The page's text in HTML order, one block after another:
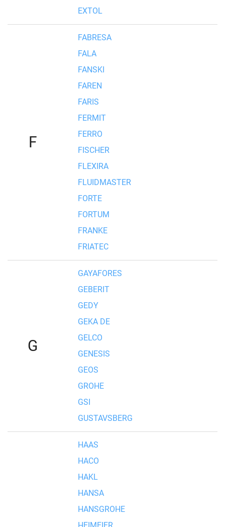
EXTOL
F
FABRESA
FALA
FANSKI
FAREN
FARIS
FERMIT
FERRO
FISCHER
FLEXIRA
FLUIDMASTER
FORTE
FORTUM
FRANKE
FRIATEC
G
GAYAFORES
GEBERIT
GEDY
GEKA DE
GELCO
GENESIS
GEOS
GROHE
GSI
GUSTAVSBERG
HAAS
HACO
HAKL
HANSA
HANSGROHE